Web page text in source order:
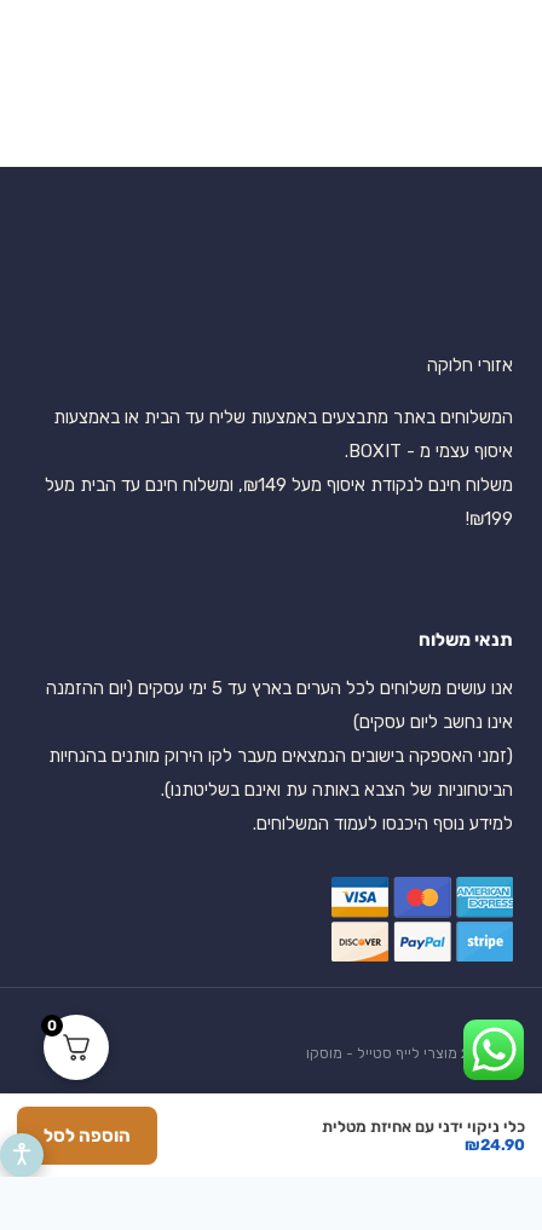
אזורי חלוקה
המשלוחים באתר מתבצעים באמצעות שליח עד הבית או באמצעות
איסוף עצמי מ - BOXIT.
משלוח חינם לנקודת איסוף מעל ₪149, ומשלוח חינם עד הבית מעל
₪199!
תנאי משלוח
אנו עושים משלוחים לכל הערים בארץ עד 5 ימי עסקים (יום ההזמנה
אינו נחשב ליום עסקים)
(זמני האספקה בישובים הנמצאים מעבר לקו הירוק מותנים בהנחיות
הביטחוניות של הצבא באותה עת ואינם בשליטתנו).
למידע נוסף היכנסו לעמוד המשלוחים.
© 2026 מוצרי לייף סטייל - מוסקו
מדיניות פרטיות ותקנון|הצהרת נגישות
כלי ניקוי ידני עם אחיזת מטלית
₪24.90 הוספה לסל
0